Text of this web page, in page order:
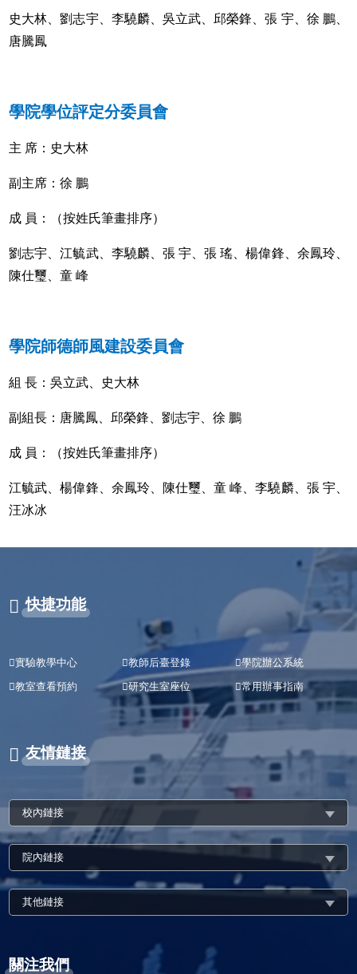
史大林、劉志宇、李驍麟、吳立武、邱榮鋒、張 宇、徐 鵬、
唐騰鳳
學院學位評定分委員會
主 席：史大林
副主席：徐 鵬
成 員：（按姓氏筆畫排序）
劉志宇、江毓武、李驍麟、張 宇、張 瑤、楊偉鋒、余鳳玲、
陳仕璽、童 峰
學院師德師風建設委員會
組 長：吳立武、史大林
副組長：唐騰鳳、邱榮鋒、劉志宇、徐 鵬
成 員：（按姓氏筆畫排序）
江毓武、楊偉鋒、余鳳玲、陳仕璽、童 峰、李驍麟、張 宇、
汪冰冰
快捷功能
實驗教學中心 教師后臺登錄
學院辦公系統
教室查看預約
研究生室座位 常用辦事指南
友情鏈接
校內鏈接
院內鏈接
其他鏈接
關注我們